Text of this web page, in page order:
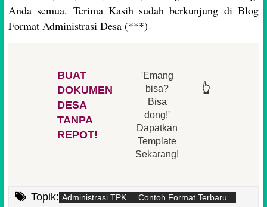
Anda semua. Terima Kasih sudah berkunjung di Blog
Format Administrasi Desa (***)
BUAT
DOKUMEN
DESA
TANPA
REPOT!
'Emang
bisa?
Bisa
dong!'
Dapatkan
Template
Sekarang!
👆
Topik: Administrasi TPK
Contoh Format Terbaru